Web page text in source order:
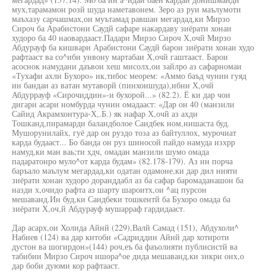
мух,тарамамон розй шуда наметавонем. Зеро аз руи маълумоти
маъхазу сарчашмах,ои муътамад равшан мегардад,ки Мирзо
Сироч ба Арабистони Саудй сафаре накардаву зиёрати хонаи
худоро ба 40 наовардааст.Падари Мирзо Сироч Х,очй Мирзо
Абдурауф ба кишвари Арабистони Саудй барои зиёрати хонаи худо
рафтааст ва со^иби унвону мартабаи Х,очй гаштааст. Барои
асоснок намудани даъвои хеш мисолх,ои зайлро аз сафарномаи
«Тухафи ахли Бухоро» ик,тибос меорем: «Аммо баъд чунин гуяд
ин бандаи аз ватан мутаворй (пинхоншуда),ибни Х,очй
Абдуррауф «Сирочиддин»-и бухорой...» (82.2). Ё ки дар чои
дигари асари номбурда чунин омадааст: «Дар он 40 (манзили
Сайид Акрамхонтура-Х,.Б.) як нафар Х,очй аз ахди
Тошканд,пирамарди баландболое Саидбек ном,нишаста буд.
Мушорунилайх, гуё дар он руздо тоза аз байтуллох, мурочиат
карда будааст... Бо банда он руз шиносой пайдо намуда изхрр
намуд,ки ман ваь;ти хдч, омадан манзили шумо омада
падаратонро муло^от карда будам» (82.178-179). Аз ин порча
баръало маълум мегардад,ки одатан одамоне,ки дар дил нияти
зиёрати хонаи худоро доранддабл аз ба сафар баромаданашон ба
назди х,очидо рафта аз шарту шароитх,ои ^ац пурсон
мешаванд.Ин буд,ки Саидбеки тошкентй ба Бухоро омада ба
зиёрати Х,оч,й Абдурауф мушарраф гардидааст.
Дар асарх,ои Холида Айнй (229),Валй Самад (151), Абдухоли^
Набиев (124) ва дар китоби «Садриддин Айнй дар хотироти
дустон ва шогирдон»(144) роч,еъ ба фаъолияти публисистй ва
табибии Мирзо Сироч ишора^ое дида мешаванд,ки зикри онх,о
дар боби дуюми кор рафтааст.